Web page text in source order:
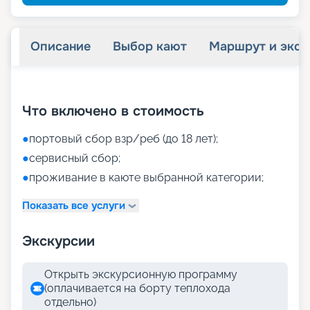
Описание Выбор кают Маршрут и
Что включено в стоимость
●портовый сбор взр/реб (до 18 лет);
●сервисный сбор;
●проживание в каюте выбранной категории;
Показать все услуги
Экскурсии
Открыть экскурсионную программу
(оплачивается на борту теплохода
отдельно)